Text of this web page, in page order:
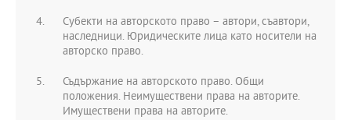
Субекти на авторското право – автори, съавтори,
наследници. Юридическите лица като носители на
авторско право.
Съдържание на авторското право. Общи
положения. Неимуществени права на авторите.
Имуществени права на авторите.